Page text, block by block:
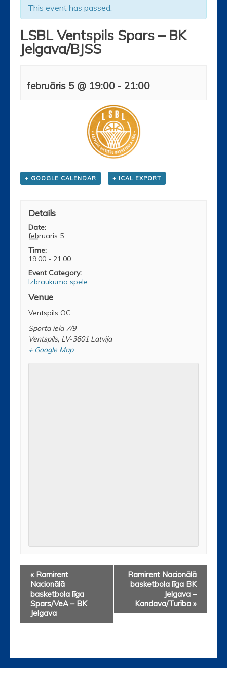
This event has passed.
LSBL Ventspils Spars – BK
Jelgava/BJSS
februāris 5 @ 19:00 - 21:00
+ GOOGLE CALENDAR + ICAL EXPORT
Details
Date:
februāris 5
Time:
19:00 - 21:00
Event Category:
Izbraukuma spēle
Venue
Ventspils OC
Sporta iela 7/9
Ventspils, LV-3601 Latvija
+ Google Map
« Ramirent
Nacionālā
basketbola līga
Spars/VeA – BK
Jelgava
Ramirent Nacionālā
basketbola līga BK
Jelgava –
Kandava/Turība »